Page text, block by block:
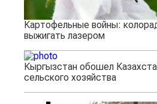
Картофельные войны:
выжигать лазером
Кыргызстан обошел
сельского хозяйства